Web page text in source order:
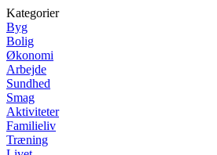
Kategorier
Byg
Bolig
Økonomi
Arbejde
Sundhed
Smag
Aktiviteter
Familieliv
Træning